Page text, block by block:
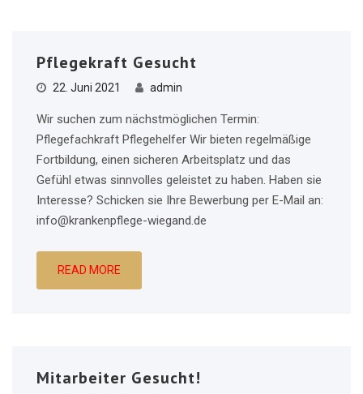
Pflegekraft Gesucht
22. Juni 2021 admin
Wir suchen zum nächstmöglichen Termin:
Pflegefachkraft Pflegehelfer Wir bieten regelmäßige
Fortbildung, einen sicheren Arbeitsplatz und das
Gefühl etwas sinnvolles geleistet zu haben. Haben sie
Interesse? Schicken sie Ihre Bewerbung per E-Mail an:
info@krankenpflege-wiegand.de
READ MORE
Mitarbeiter Gesucht!